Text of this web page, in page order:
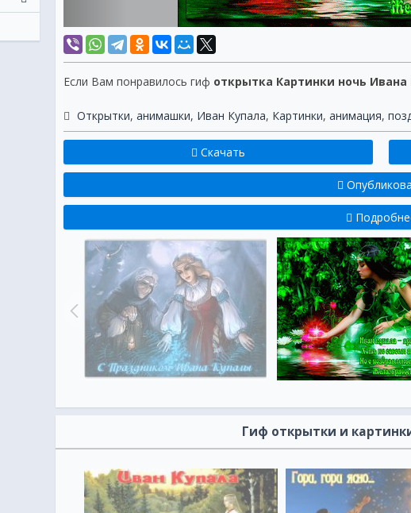
Если Вам понравилось гиф открытка Картинки ночь Ивана
Открытки, анимашки, Иван Купала, Картинки, анимация,
Скачать
Гиф открытки и